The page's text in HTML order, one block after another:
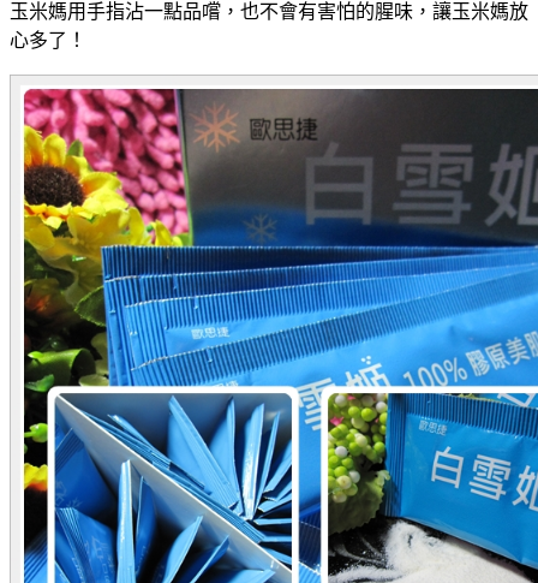
玉米媽用手指沾一點品嚐，也不會有害怕的腥味，讓玉米媽放
心多了！